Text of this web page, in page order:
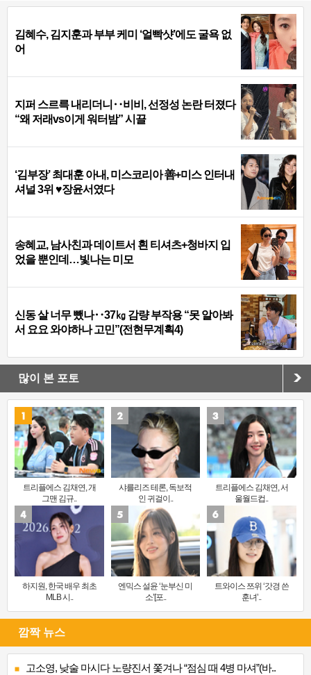
김혜수, 김지훈과 부부 케미 ‘얼빡샷’에도 굴욕 없
어
지퍼 스르륵 내리더니‥비비, 선정성 논란 터졌다
“왜 저래vs이게 워터밤” 시끌
‘김부장’ 최대훈 아내, 미스코리아 善+미스 인터내
셔널 3위 ♥장윤서였다
송혜교, 남사친과 데이트서 흰 티셔츠+청바지 입
었을 뿐인데…빛나는 미모
신동 살 너무 뺐나‥37㎏ 감량 부작용 “못 알아봐
서 요요 와야하나 고민”(전현무계획4)
많이 본 포토
트리플에스 김채연, 개
그맨 김규..
샤를리즈 테론, 독보적
인 귀걸이..
트리플에스 김채연, 서
울월드컵..
하지원, 한국 배우 최초
MLB 시..
엔믹스 설윤 ‘눈부신 미
소’[포..
트와이스 쯔위 ‘갓경 쓴
훈녀’..
깜짝 뉴스
고소영, 낮술 마시다 노량진서 쫓겨나 “점심 때 4병 마셔”(바..